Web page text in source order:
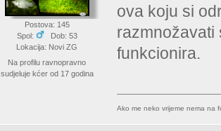
Postova: 145
Spol:
Dob: 53
Lokacija: Novi ZG
Na profilu ravnopravno
sudjeluje kćer od 17 godina
ova koju si
razmnožavati
funkcionira.
Ako me neko vrijeme nema na